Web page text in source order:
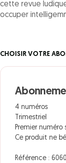
cette revue
occuper
CHOISIR VOTRE
4 numéros
Trimestriel
Premier numéro
Ce produit ne
Référence :